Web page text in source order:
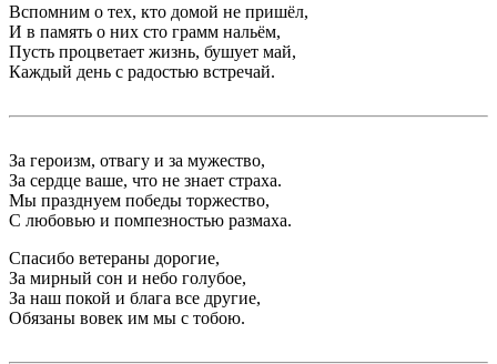
Вспомним о тех, кто домой не пришёл,
И в память о них сто грамм нальём,
Пусть процветает жизнь, бушует май,
Каждый день с радостью встречай.
За героизм, отвагу и за мужество,
За сердце ваше, что не знает страха.
Мы празднуем победы торжество,
С любовью и помпезностью размаха.
Спасибо ветераны дорогие,
За мирный сон и небо голубое,
За наш покой и блага все другие,
Обязаны вовек им мы с тобою.